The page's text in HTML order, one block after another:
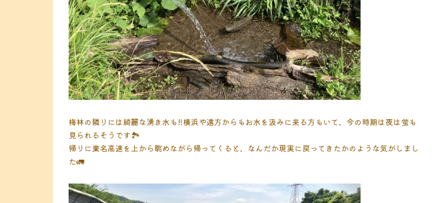
梅林の隣りには綺麗な湧き水も‼︎横浜や遠方からもお水を汲みに来る方もいて、今の時期は夜は蛍も
見られるそうです🏞
帰りに東名高速を上から眺めながら帰ってくると、なんだか現実に戻ってきたかのような気がしまし
た🚛